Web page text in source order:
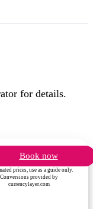
for details.
Book now
prices, use as a guide only.
Conversions provided by
currencylayer.com